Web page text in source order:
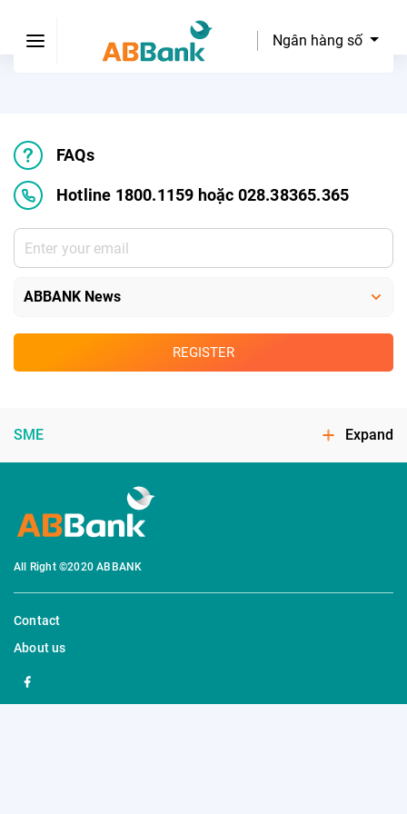
Ngân hàng số
FAQs
Hotline 1800.1159 hoặc 028.38365.365
REGISTER
SME Expand
All Right ©2020 ABBANK
Contact
About us